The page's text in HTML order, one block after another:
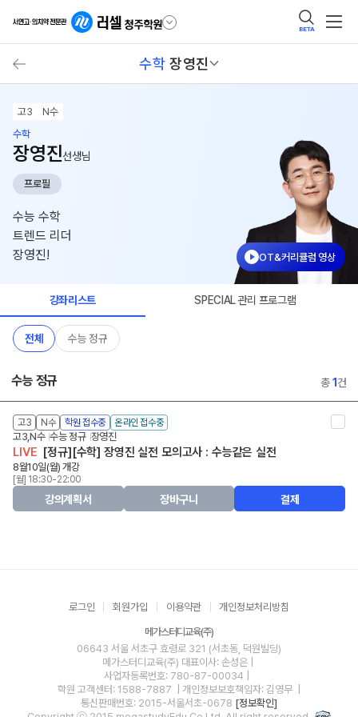
BETA
수학 장영진
고3
N수
수학
장영진선생님
프로필
수능 수학
트렌드 리더
장영진!
OT&커리큘럼 영상
강좌리스트 SPECIAL 관리 프로그램
전체 수능 정규
수능 정규 총1 건
고3 N수 학원 접수중 온라인 접수중
고3,N수 수능 정규 장영진
LIVE [정규][수학] 장영진 실전 모의고사 : 수능같은 실전
8월10일(월) 개강
[월] 18:30-22:00
강의계획서 장바구니 결제
로그인 회원가입 이용약관 개인정보처리방침
메가스터디교육(주)
06643 서울 서초구 효령로 321 (서초동, 덕원빌딩)
메가스터디교육(주) 대표이사: 손성은 |
사업자등록번호: 780-87-00034
학원 고객센터: 1588-7887
| 개인정보보호책임자: 김영무
통신판매번호: 2015-서울서초-0678 [정보확인]